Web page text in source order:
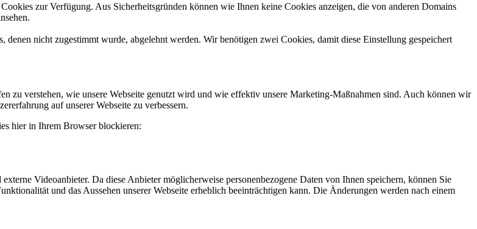
zur Verfügung. Aus Sicherheitsgründen können wie Ihnen keine Cookies anzeigen, die von anderen Domains
nicht zugestimmt wurde, abgelehnt werden. Wir benötigen zwei Cookies, damit diese Einstellung gespeichert
zu verstehen, wie unsere Webseite genutzt wird und wie effektiv unsere Marketing-Maßnahmen sind. Auch können wir
auf unserer Webseite zu verbessern.
hier in Ihrem Browser blockieren:
Videoanbieter. Da diese Anbieter möglicherweise personenbezogene Daten von Ihnen speichern, können Sie
und das Aussehen unserer Webseite erheblich beeinträchtigen kann. Die Änderungen werden nach einem